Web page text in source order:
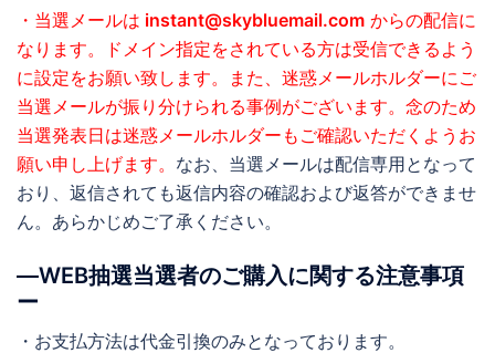
・当選メールは instant@skybluemail.com からの配信に
なります。ドメイン指定をされている方は受信できるよう
に設定をお願い致します。また、迷惑メールホルダーにご
当選メールが振り分けられる事例がございます。念のため
当選発表日は迷惑メールホルダーもご確認いただくようお
願い申し上げます。 なお、当選メールは配信専用となって
おり、返信されても返信内容の確認および返答ができませ
ん。あらかじめご了承ください。
―WEB抽選当選者のご購入に関する注意事項
ー
・お支払方法は代金引換のみとなっております。